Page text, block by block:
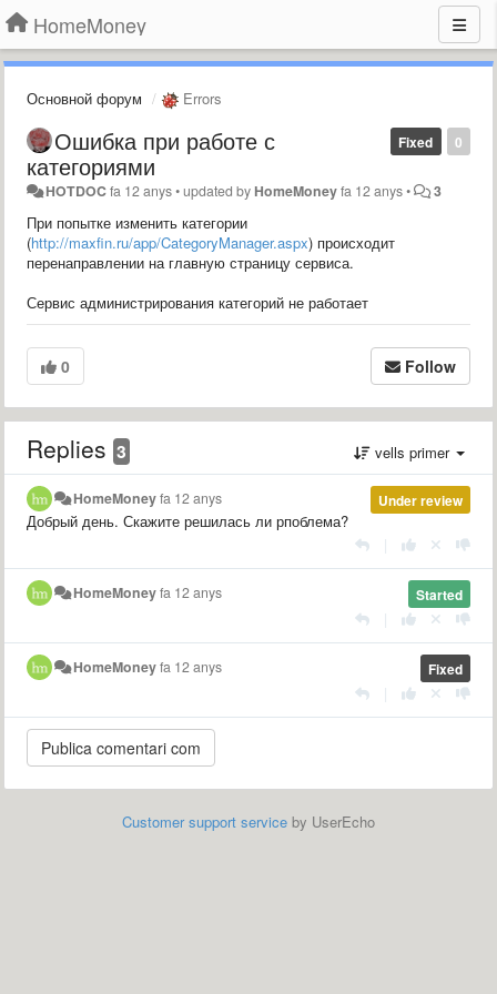
HomeMoney
Основной форум Errors
0
Fixed
Ошибка при работе с
категориями
HOTDOCfa 12 anys•updated by HomeMoneyfa 12 anys• 3
При попытке изменить категории
(http://maxfin.ru/app/CategoryManager.aspx) происходит
перенаправлении на главную страницу сервиса.
Сервис администрирования категорий не работает
0 Follow
Replies 3 vells primer
Under review
HomeMoneyfa 12 anys
Добрый день. Скажите решилась ли рпоблема?
Started
HomeMoneyfa 12 anys
Fixed
HomeMoneyfa 12 anys
Customer support service by UserEcho